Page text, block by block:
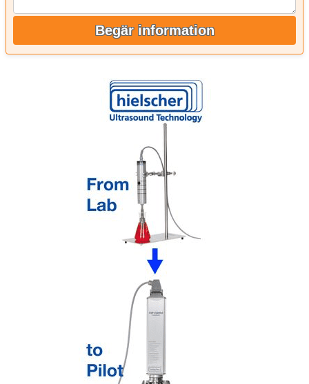
Begär information